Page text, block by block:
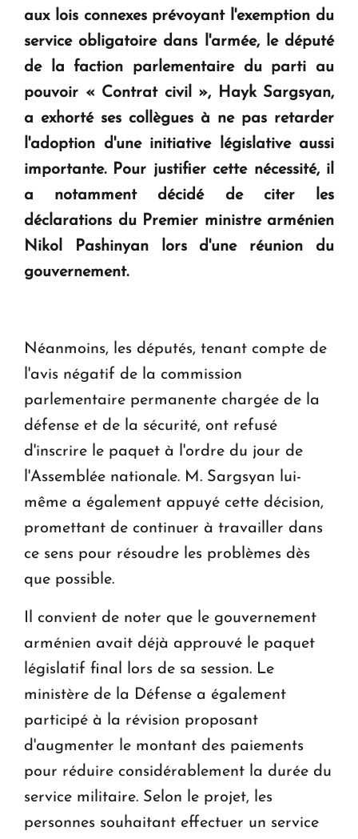
aux lois connexes prévoyant l'exemption du
service obligatoire dans l'armée, le député
de la faction parlementaire du parti au
pouvoir « Contrat civil », Hayk Sargsyan,
a exhorté ses collègues à ne pas retarder
l'adoption d'une initiative législative aussi
importante. Pour justifier cette nécessité, il
a notamment décidé de citer les
déclarations du Premier ministre arménien
Nikol Pashinyan lors d'une réunion du
gouvernement.
Néanmoins, les députés, tenant compte de
l'avis négatif de la commission
parlementaire permanente chargée de la
défense et de la sécurité, ont refusé
d'inscrire le paquet à l'ordre du jour de
l'Assemblée nationale. M. Sargsyan lui-
même a également appuyé cette décision,
promettant de continuer à travailler dans
ce sens pour résoudre les problèmes dès
que possible.
Il convient de noter que le gouvernement
arménien avait déjà approuvé le paquet
législatif final lors de sa session. Le
ministère de la Défense a également
participé à la révision proposant
d'augmenter le montant des paiements
pour réduire considérablement la durée du
service militaire. Selon le projet, les
personnes souhaitant effectuer un service